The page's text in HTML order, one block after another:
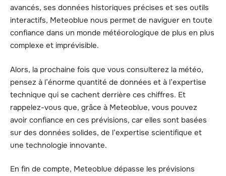
avancés, ses données historiques précises et ses outils
interactifs, Meteoblue nous permet de naviguer en toute
confiance dans un monde météorologique de plus en plus
complexe et imprévisible.
Alors, la prochaine fois que vous consulterez la météo,
pensez à l’énorme quantité de données et à l’expertise
technique qui se cachent derrière ces chiffres. Et
rappelez-vous que, grâce à Meteoblue, vous pouvez
avoir confiance en ces prévisions, car elles sont basées
sur des données solides, de l’expertise scientifique et
une technologie innovante.
En fin de compte, Meteoblue dépasse les prévisions